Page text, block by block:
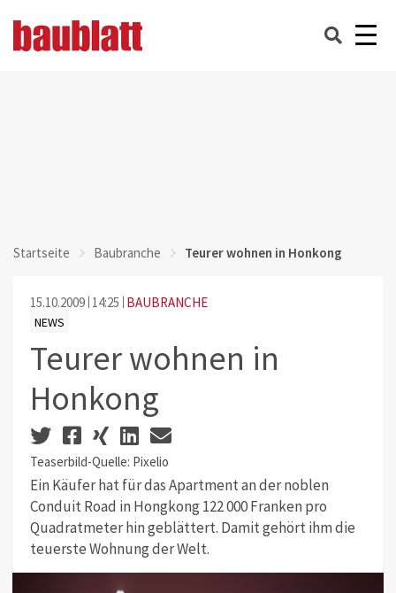
Startseite Baubranche Teurer wohnen in Honkong
15.10.2009 14:25 BAUBRANCHE
NEWS
Teurer wohnen in
Honkong
Teaserbild-Quelle: Pixelio
Ein Käufer hat für das Apartment an der noblen
Conduit Road in Hongkong 122 000 Franken pro
Quadratmeter hin geblättert. Damit gehört ihm die
teuerste Wohnung der Welt.